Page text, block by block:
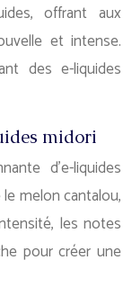
offrant aux
et intense.
des e-liquides
midori
d’e-liquides
melon cantalou,
les notes
pour créer une